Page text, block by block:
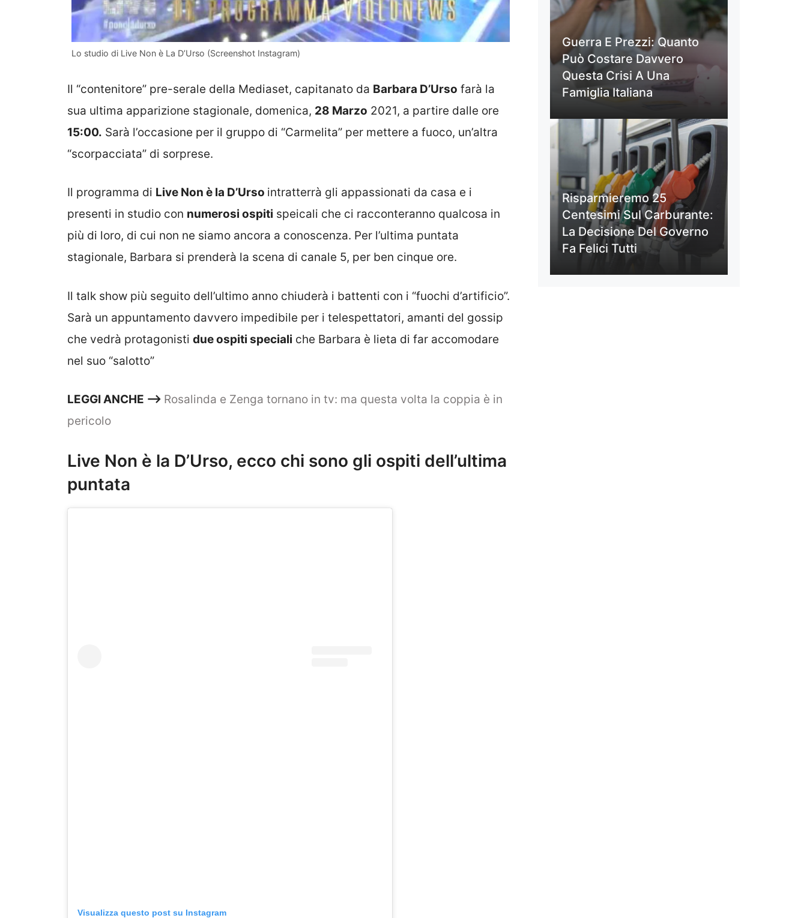
Lo studio di Live Non è La D’Urso (Screenshot Instagram)
Il “contenitore” pre-serale della Mediaset, capitanato da Barbara D’Urso farà la
sua ultima apparizione stagionale, domenica, 28 Marzo 2021, a partire dalle ore
15:00. Sarà l’occasione per il gruppo di “Carmelita” per mettere a fuoco, un’altra
“scorpacciata” di sorprese.
Il programma di Live Non è la D’Urso intratterrà gli appassionati da casa e i
presenti in studio con numerosi ospiti speicali che ci racconteranno qualcosa in
più di loro, di cui non ne siamo ancora a conoscenza. Per l’ultima puntata
stagionale, Barbara si prenderà la scena di canale 5, per ben cinque ore.
Il talk show più seguito dell’ultimo anno chiuderà i battenti con i “fuochi d’artificio”.
Sarà un appuntamento davvero impedibile per i telespettatori, amanti del gossip
che vedrà protagonisti due ospiti speciali che Barbara è lieta di far accomodare
nel suo “salotto”
LEGGI ANCHE —–> Rosalinda e Zenga tornano in tv: ma questa volta la coppia è in
pericolo
Live Non è la D’Urso, ecco chi sono gli ospiti dell’ultima
puntata
Visualizza questo post su Instagram
Guerra E Prezzi: Quanto
Può Costare Davvero
Questa Crisi A Una
Famiglia Italiana
Risparmieremo 25
Centesimi Sul Carburante:
La Decisione Del Governo
Fa Felici Tutti